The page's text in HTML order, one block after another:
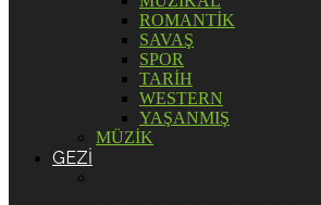
ROMANTİK
SAVAŞ
SPOR
TARİH
WESTERN
YAŞANMIŞ
MÜZİK
GEZİ